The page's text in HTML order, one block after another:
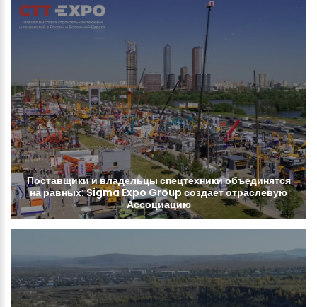
Поставщикиивладельцы спецтехникиобъединятся
наравных:SigmaExpo Group создаетотраслевую
Ассоциацию